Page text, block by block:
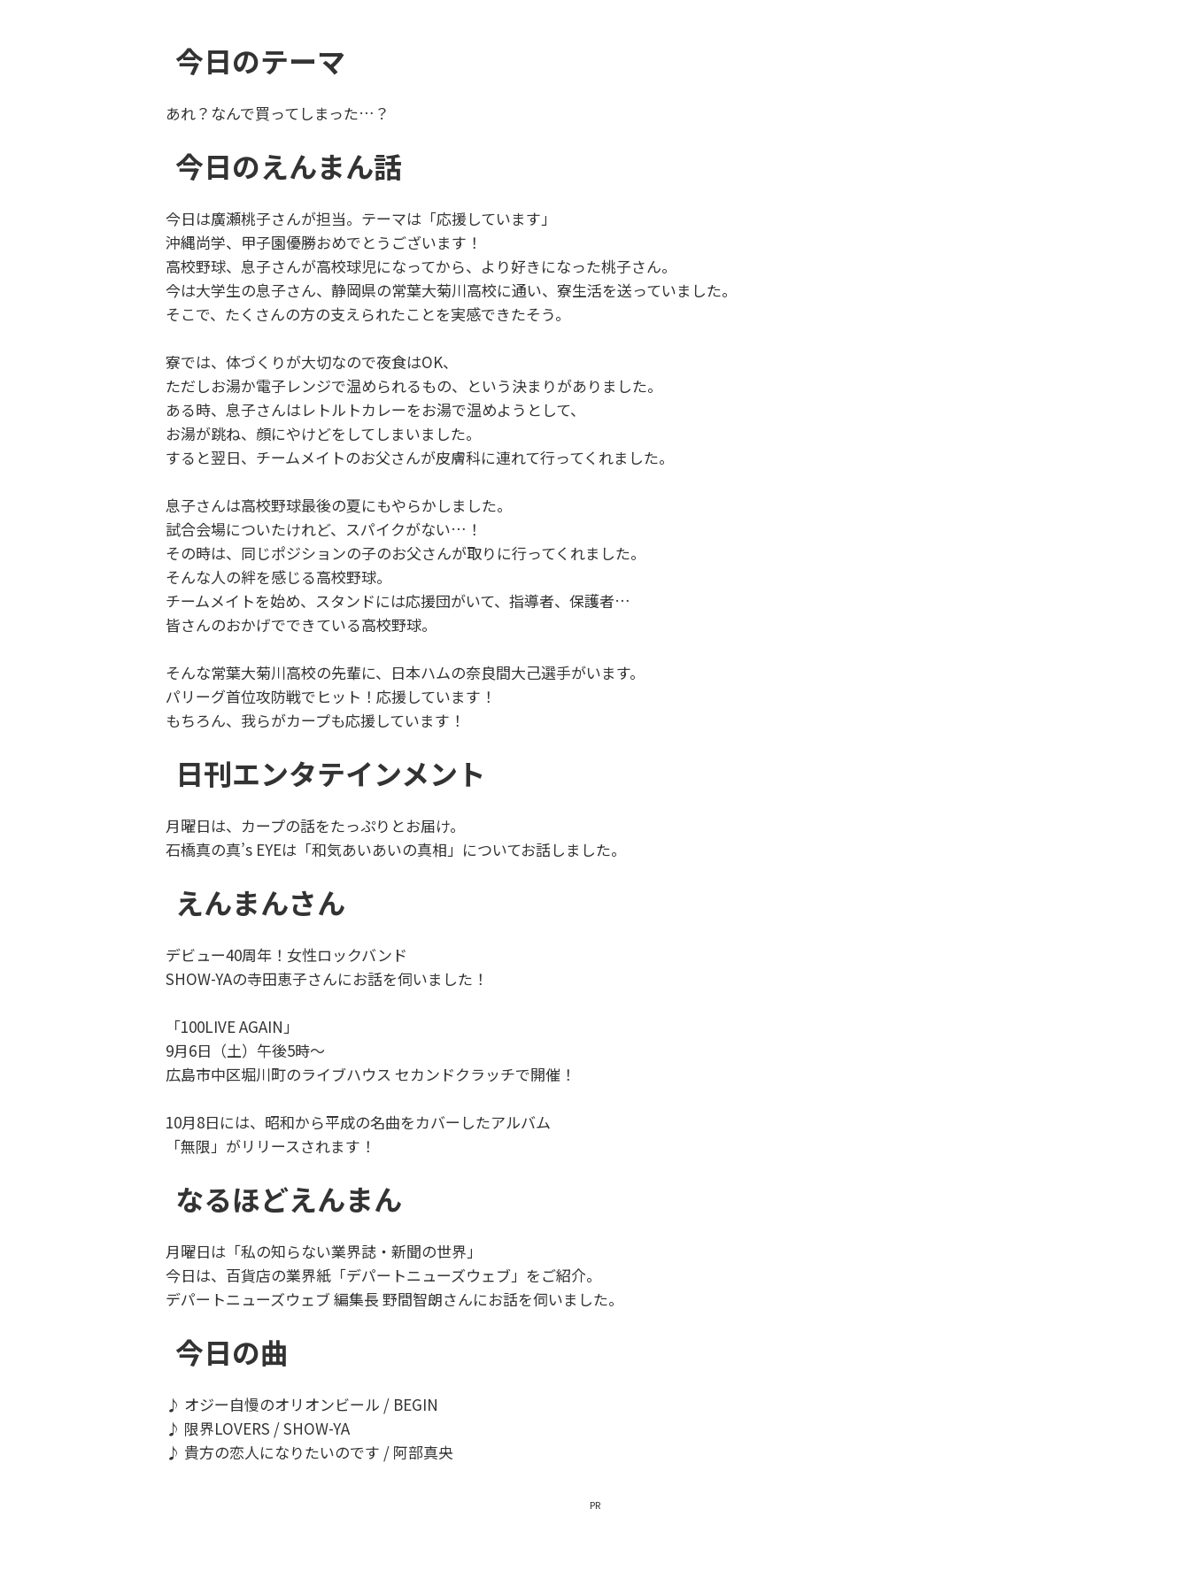
今日のテーマ
あれ？なんで買ってしまった…？
今日のえんまん話
今日は廣瀬桃子さんが担当。テーマは「応援しています」
沖縄尚学、甲子園優勝おめでとうございます！
高校野球、息子さんが高校球児になってから、より好きになった桃子さん。
今は大学生の息子さん、静岡県の常葉大菊川高校に通い、寮生活を送っていました。
そこで、たくさんの方の支えられたことを実感できたそう。
寮では、体づくりが大切なので夜食はOK、
ただしお湯か電子レンジで温められるもの、という決まりがありました。
ある時、息子さんはレトルトカレーをお湯で温めようとして、
お湯が跳ね、顔にやけどをしてしまいました。
すると翌日、チームメイトのお父さんが皮膚科に連れて行ってくれました。
息子さんは高校野球最後の夏にもやらかしました。
試合会場についたけれど、スパイクがない…！
その時は、同じポジションの子のお父さんが取りに行ってくれました。
そんな人の絆を感じる高校野球。
チームメイトを始め、スタンドには応援団がいて、指導者、保護者…
皆さんのおかげでできている高校野球。
そんな常葉大菊川高校の先輩に、日本ハムの奈良間大己選手がいます。
パリーグ首位攻防戦でヒット！応援しています！
もちろん、我らがカープも応援しています！
日刊エンタテインメント
月曜日は、カープの話をたっぷりとお届け。
石橋真の真’s EYEは「和気あいあいの真相」についてお話しました。
えんまんさん
デビュー40周年！女性ロックバンド
SHOW-YAの寺田恵子さんにお話を伺いました！
「100LIVE AGAIN」
9月6日（土）午後5時～
広島市中区堀川町のライブハウス セカンドクラッチで開催！
10月8日には、昭和から平成の名曲をカバーしたアルバム
「無限」がリリースされます！
なるほどえんまん
月曜日は「私の知らない業界誌・新聞の世界」
今日は、百貨店の業界紙「デパートニューズウェブ」をご紹介。
デパートニューズウェブ 編集長 野間智朗さんにお話を伺いました。
今日の曲
♪ オジー自慢のオリオンビール / BEGIN
♪ 限界LOVERS / SHOW-YA
♪ 貴方の恋人になりたいのです / 阿部真央
PR